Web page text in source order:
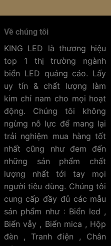
Về chúng tôi
KING LED là thương hiệu
top 1 thị trường ngành
biển LED quảng cáo. Lấy
uy tín & chất lượng làm
kim chỉ nam cho mọi hoạt
động. Chúng tôi không
ngừng nỗ lực để mang lại
trải nghiệm mua hàng tốt
nhất cũng như đem đến
những sản phẩm chất
lượng nhất tới tay mọi
người tiêu dùng. Chúng tôi
cung cấp đầy đủ các mẫu
sản phẩm như : Biển led ,
Biển vẫy , Biển mica , Hộp
đèn , Tranh điện , Chân